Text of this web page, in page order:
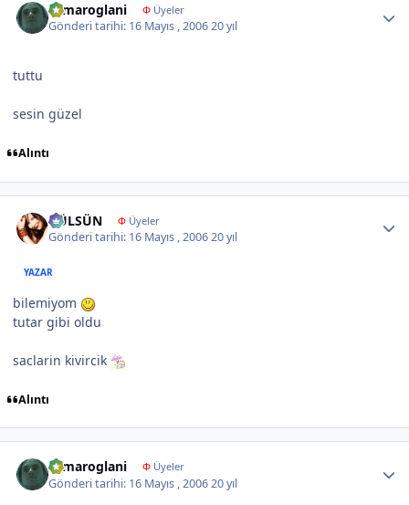
samaroglani ΦÜyeler
Gönderi tarihi: 16 Mayıs , 200620 yıl
tuttu
sesin güzel
Alıntı
GÜLSÜN ΦÜyeler
Gönderi tarihi: 16 Mayıs , 200620 yıl
YAZAR
bilemiyom
tutar gibi oldu
saclarin kivircik
Alıntı
samaroglani ΦÜyeler
Gönderi tarihi: 16 Mayıs , 200620 yıl